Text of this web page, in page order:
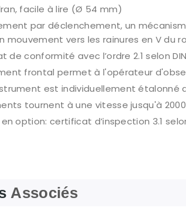
facile à lire (Ø 54 mm)
par déclenchement, un
mouvement vers les rainures en V du
de conformité avec l’ordre 2.1 selon
frontal permet à l'opérateur
est individuellement étalonné
tournent à une vitesse jusqu'à
option: certificat d’inspection 3.1
Associés